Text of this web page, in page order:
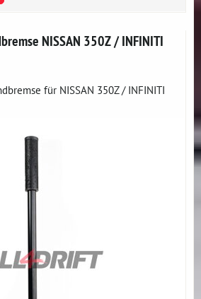
NISSAN 350Z / INFINITI
für NISSAN 350Z / INFINITI